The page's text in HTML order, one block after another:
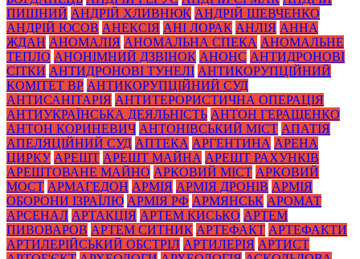
ПИШНИЙ АНДРІЙ ХЛИВНЮК АНДРІЙ ШЕВЧЕНКО
АНДРІЙ ЮСОВ АНЕКСІЯ АНІ ЛОРАК АНЛІЯ АННА
ЖДАН АНОМАЛІЯ АНОМАЛЬНА СПЕКА АНОМАЛЬНЕ
ТЕПЛО АНОНІМНИЙ ДЗВІНОК АНОНС АНТИДРОНОВІ
СІТКИ АНТИДРОНОВІ ТУНЕЛІ АНТИКОРУПЦІЙНИЙ
КОМІТЕТ ВР АНТИКОРУПЦІЙНИЙ СУД
АНТИСАНІТАРІЯ АНТИТЕРОРИСТИЧНА ОПЕРАЦІЯ
АНТИУКРАЇНСЬКА ДЕЯЛЬНІСТЬ АНТОН ГЕРАЩЕНКО
АНТОН КОРИНЕВИЧ АНТОНІВСЬКИЙ МІСТ АПАТІЯ
АПЕЛЯЦІЙНИЙ СУД АПТЕКА АРГЕНТИНА АРЕНА
ЦИРКУ АРЕШТ АРЕШТ МАЙНА АРЕШТ РАХУНКІВ
АРЕШТОВАНЕ МАЙНО АРКОВИЙ МІСТ АРКОВИЙ
МОСТ АРМАГЕДОН АРМІЯ АРМІЯ ДРОНІВ АРМІЯ
ОБОРОНИ ІЗРАЇЛЮ АРМІЯ РФ АРМЯНСЬК АРОМАТ
АРСЕНАЛ АРТАКЦІЯ АРТЕМ КИСЬКО АРТЕМ
ПИВОВАРОВ АРТЕМ СИТНИК АРТЕФАКТ АРТЕФАКТИ
АРТИЛЕРІЙСЬКИЙ ОБСТРІЛ АРТИЛЕРІЯ АРТИСТ